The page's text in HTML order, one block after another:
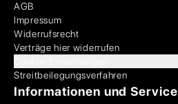
AGB
Impressum
Widerrufsrecht
Verträge hier widerrufen
Streitbeilegungsverfahren
Informationen und Service